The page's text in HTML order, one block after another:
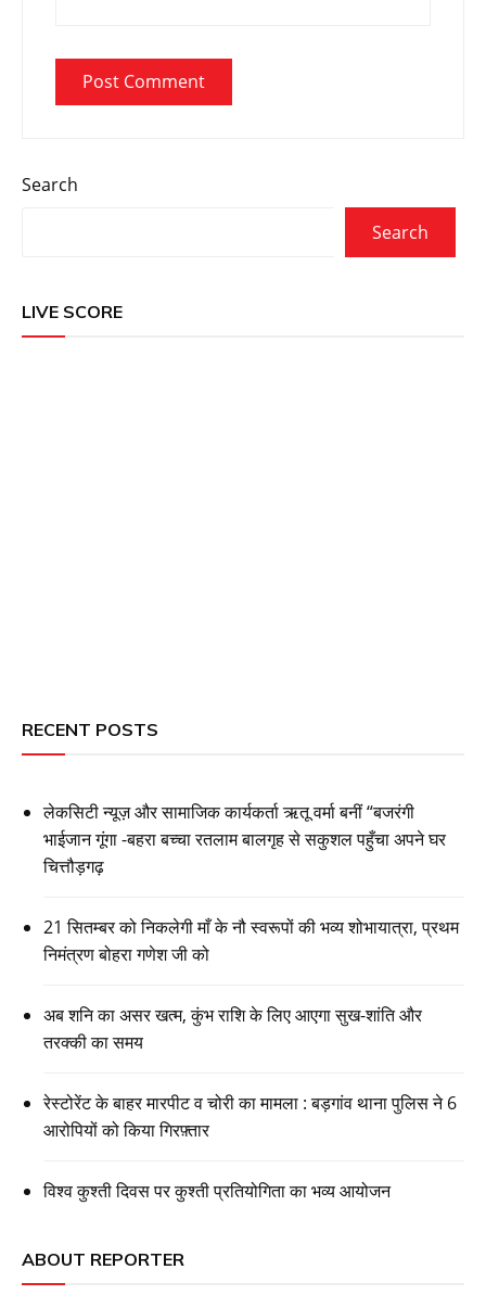
Search
Search
LIVE SCORE
RECENT POSTS
लेकसिटी न्यूज़ और सामाजिक कार्यकर्ता ऋतू वर्मा बनीं “बजरंगी
भाईजान गूंगा -बहरा बच्चा रतलाम बालगृह से सकुशल पहुँचा अपने घर
चित्तौड़गढ़
21 सितम्बर को निकलेगी माँ के नौ स्वरूपों की भव्य शोभायात्रा, प्रथम
निमंत्रण बोहरा गणेश जी को
अब शनि का असर खत्म, कुंभ राशि के लिए आएगा सुख-शांति और
तरक्की का समय
रेस्टोरेंट के बाहर मारपीट व चोरी का मामला : बड़गांव थाना पुलिस ने 6
आरोपियों को किया गिरफ़्तार
विश्व कुश्ती दिवस पर कुश्ती प्रतियोगिता का भव्य आयोजन
ABOUT REPORTER